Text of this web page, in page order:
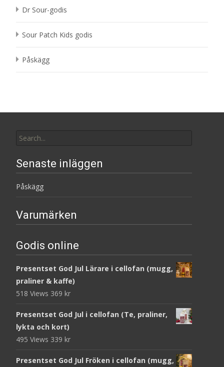
Dr Sour-godis
Sour Patch Kids godis
Påskägg
for:
Senaste inläggen
Påskägg
Varumärken
Godis online
Presentset God Jul Lärare i cellofan (mugg,
praliner & kaffe)
518 Views 369 kr
Presentset God Jul i cellofan (Te, praliner,
lykta och kort)
495 Views 339 kr
Presentset God Jul Fröken i cellofan (mugg,